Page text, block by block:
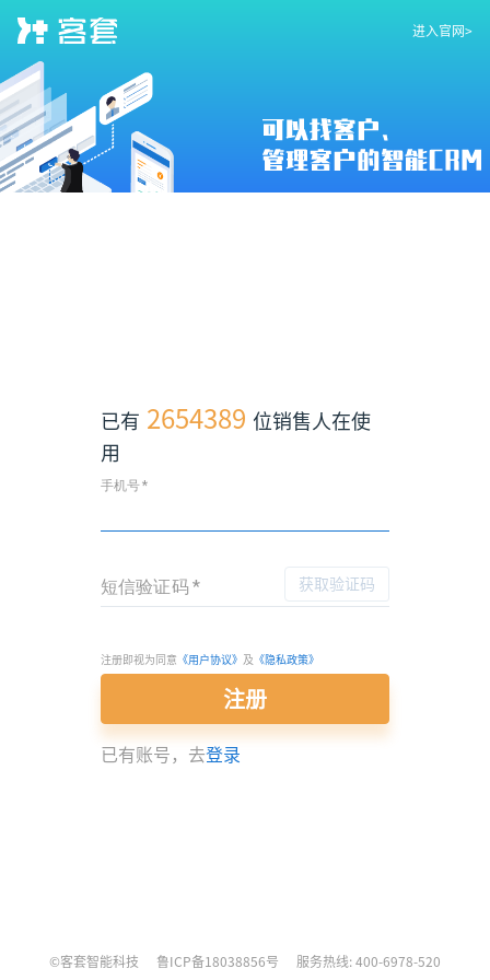
进入官网>
已有 2654389 位销售人在使
用
手机号*
短信验证码 * 获取验证码
注册即视为同意 《用户协议》 及 《隐私政策》
注册
已有账号，去登录
©客套智能科技 鲁ICP备18038856号 服务热线: 400-6978-520